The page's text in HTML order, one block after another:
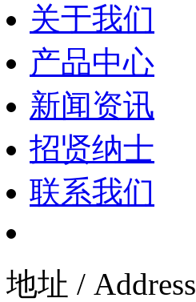
关于我们
产品中心
新闻资讯
招贤纳士
联系我们
地址 / Address